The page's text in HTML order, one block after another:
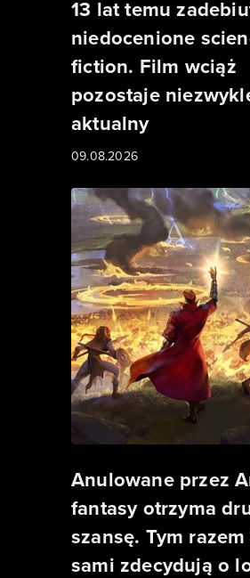
13 lat temu
niedocenione
fiction. Film wciąż
pozostaje
aktualny
09.08.2026
Anulowane przez
fantasy otrzyma
szansę. Tym
sami zdecydują o